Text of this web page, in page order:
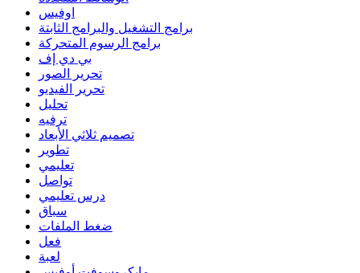
اوفيس
برامج التشغيل والبرامج الثابتة
برامج الرسوم المتحركة
بي دي إف
تحرير الصور
تحرير الفيديو
تحليل
ترفيه
تصميم ثلاثي الأبعاد
تطوير
تعليمي
تواصل
درس تعليمي
سباق
ضغط الملفات
فعل
لعبة